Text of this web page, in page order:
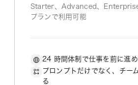
Starter、Advanced、
プランで利用可能
24 時間体制で仕事を前に進め
プロンプトだけでなく、チー
る